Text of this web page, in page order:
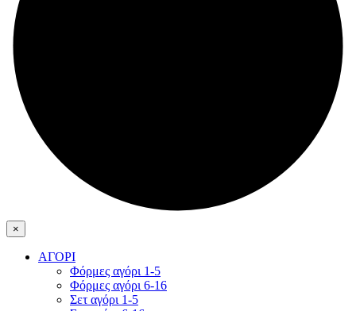
×
ΑΓΟΡΙ
Φόρμες αγόρι 1-5
Φόρμες αγόρι 6-16
Σετ αγόρι 1-5